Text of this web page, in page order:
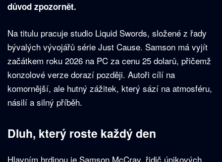
důvod zpozornět.
Na titulu pracuje studio Liquid Swords, složené z řady
bývalých vývojářů série Just Cause. Samson má vyjít
začátkem roku 2026 na PC za cenu 25 dolarů, přičemž
konzolové verze dorazí později. Autoři cílí na
komornější, ale hutný zážitek, který sází na atmosféru,
násilí a silný příběh.
Dluh, který roste každý den
Hlavním hrdinou je Samson McCray, řidič únikových